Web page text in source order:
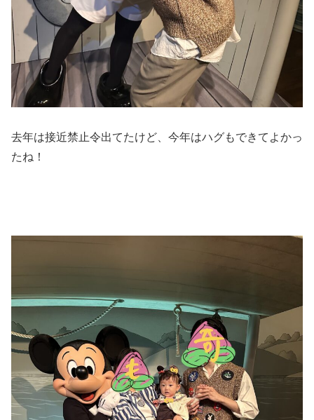
去年は接近禁止令出てたけど、今年はハグもできてよかっ
たね！